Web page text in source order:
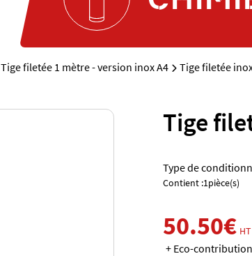
Tige filetée 1 mètre - version inox A4 Tige filetée
Tige
Type de
Contient :1pièce(s)
50.50€ HT
+ Eco-